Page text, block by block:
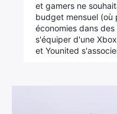
et gamers ne
budget mensuel (où
économies dans
s'équiper d'une
et Younited